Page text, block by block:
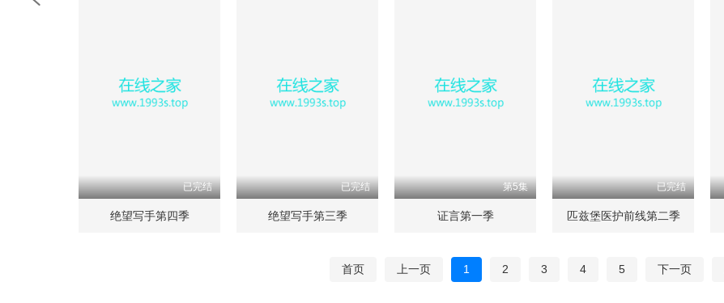
已完结
绝望写手第四季
已完结
绝望写手第三季
第5集
证言第一季
已完结
匹兹堡医护前线第二季
首页 上一页 1 2 3 4 5 下一页